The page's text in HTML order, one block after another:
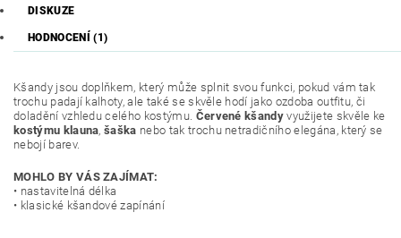
DISKUZE
HODNOCENÍ (1)
Kšandy jsou doplňkem, který může splnit svou funkci, pokud vám tak
trochu padají kalhoty, ale také se skvěle hodí jako ozdoba outfitu, či
doladění vzhledu celého kostýmu. Červené kšandy využijete skvěle ke
kostýmu klauna,šaška nebo tak trochu netradičního elegána, který se
nebojí barev.
MOHLO BY VÁS ZAJÍMAT:
• nastavitelná délka
• klasické kšandové zapínání